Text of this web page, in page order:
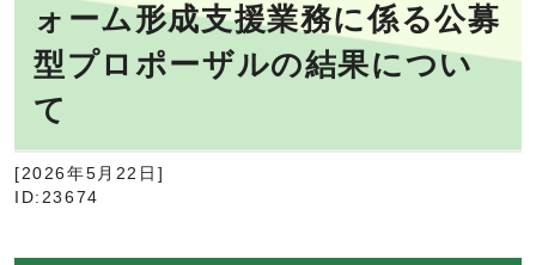
ォーム形成支援業務に係る公募
型プロポーザルの結果につい
て
[2026年5月22日]
ID:23674